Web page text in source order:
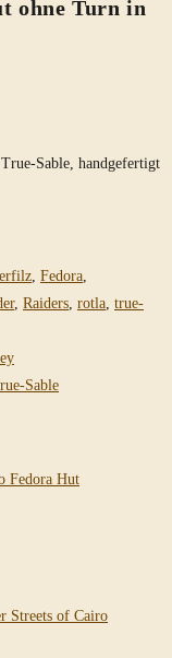
ohne Turn in
Sable, handgefertigt
, Fedora,
, Raiders, rotla, true-
Sable